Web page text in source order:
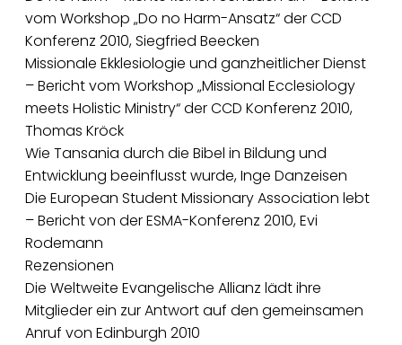
vom Workshop „Do no Harm-Ansatz“ der CCD
Konferenz 2010, Siegfried Beecken
Missionale Ekklesiologie und ganzheitlicher Dienst
– Bericht vom Workshop „Missional Ecclesiology
meets Holistic Ministry“ der CCD Konferenz 2010,
Thomas Kröck
Wie Tansania durch die Bibel in Bildung und
Entwicklung beeinflusst wurde, Inge Danzeisen
Die European Student Missionary Association lebt
– Bericht von der ESMA-Konferenz 2010, Evi
Rodemann
Rezensionen
Die Weltweite Evangelische Allianz lädt ihre
Mitglieder ein zur Antwort auf den gemeinsamen
Anruf von Edinburgh 2010